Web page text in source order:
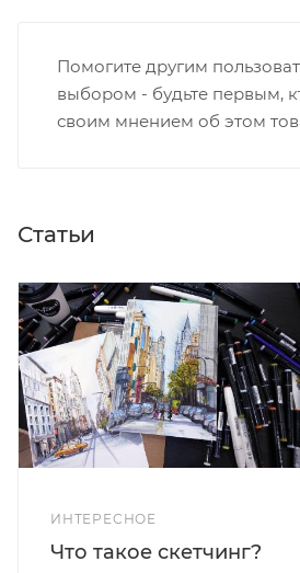
Помогите другим
выбором - будьте первым,
своим мнением об этом
Статьи
ИНТЕРЕСНОЕ
Что такое скетчинг?